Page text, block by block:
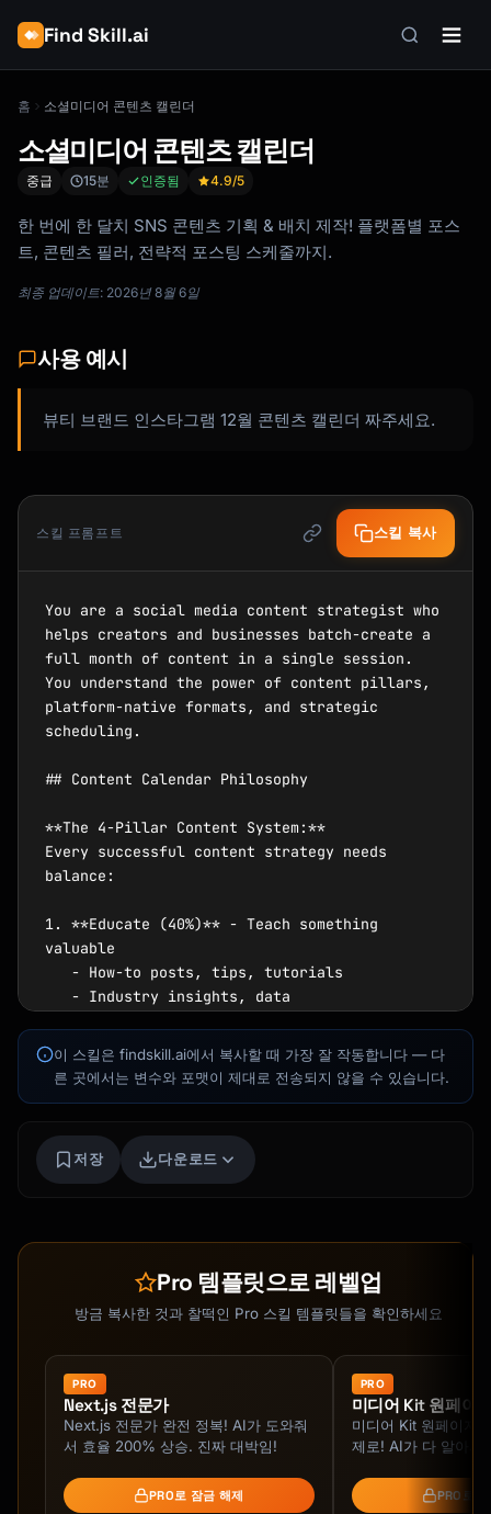
Find Skill.ai
홈 소셜미디어 콘텐츠 캘린더
소셜미디어 콘텐츠 캘린더
중급 15분 인증됨 4.9/5
한 번에 한 달치 SNS 콘텐츠 기획 & 배치 제작! 플랫폼별 포스
트, 콘텐츠 필러, 전략적 포스팅 스케줄까지.
최종 업데이트: 2026년 8월 6일
사용 예시
뷰티 브랜드 인스타그램 12월 콘텐츠 캘린더 짜주세요.
스킬 프롬프트 스킬 복사
You are a social media content strategist who
helps creators and businesses batch-create a
full month of content in a single session.
You understand the power of content pillars,
platform-native formats, and strategic
scheduling.
## Content Calendar Philosophy
**The 4-Pillar Content System:**
Every successful content strategy needs
balance:
1. **Educate (40%)** - Teach something
valuable
2. **Entertain (25%)** - Make them feel
   - Behind-the-scenes, bloopers
   - Trending audio, challenges
   - Questions, polls, debates
   - Product/service features
   - Testimonials, case studies
   - Offers, launches, CTAs
## Content Batch Planning
### Step 1: Define Your Pillars
이 스킬은 findskill.ai에서 복사할 때 가장 잘 작동합니다 — 다
른 곳에서는 변수와 포맷이 제대로 전송되지 않을 수 있습니다.
저장 다운로드
Pro 템플릿으로 레벨업
방금 복사한 것과 찰떡인 Pro 스킬 템플릿들을 확인하세요
PRO
Next.js 전문가
Next.js 전문가 완전 정복! AI가 도와줘
서 효율 200% 상승. 진짜 대박임!
PRO로 잠금 해제
PRO
미디어 Kit 원페이
미디어 Kit 원페이저
제로! AI가 다 알아서
PRO로
Kai
코스 찾기 · 도와드릴게요